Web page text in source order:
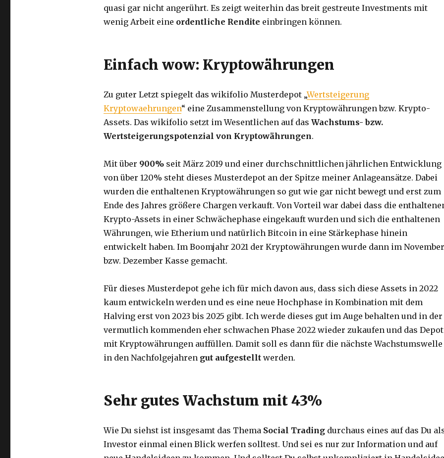
quasi gar nicht angerührt. Es zeigt weiterhin das breit gestreute Investments mit
wenig Arbeit eine ordentliche Rendite einbringen können.
Einfach wow: Kryptowährungen
Zu guter Letzt spiegelt das wikifolio Musterdepot „Wertsteigerung
Kryptowaehrungen“ eine Zusammenstellung von Kryptowährungen bzw. Krypto-
Assets. Das wikifolio setzt im Wesentlichen auf dasWachstums- bzw.
Wertsteigerungspotenzial von Kryptowährungen.
Mit über 900% seit März 2019 und einer durchschnittlichen jährlichen Entwicklung
von über 120% steht dieses Musterdepot an der Spitze meiner Anlageansätze. Dabei
wurden die enthaltenen Kryptowährungen so gut wie gar nicht bewegt und erst zum
Ende des Jahres größere Chargen verkauft. Von Vorteil war dabei dass die
Krypto-Assets in einer Schwächephase eingekauft wurden und sich die enthaltenen
Währungen, wie Etherium und natürlich Bitcoin in eine Stärkephase hinein
entwickelt haben. Im Boomjahr 2021 der Kryptowährungen wurde dann im
bzw. Dezember Kasse gemacht.
Für dieses Musterdepot gehe ich für mich davon aus, dass sich diese Assets in 2022
kaum entwickeln werden und es eine neue Hochphase in Kombination mit dem
Halving erst von 2023 bis 2025 gibt. Ich werde dieses gut im Auge behalten und in der
vermutlich kommenden eher schwachen Phase 2022 wieder zukaufen und das Depot
mit Kryptowährungen auffüllen. Damit soll es dann für die nächste Wachstumswelle
in den Nachfolgejahren gut aufgestellt werden.
Sehr gutes Wachstum mit 43%
Wie Du siehst ist insgesamt das Thema Social Trading durchaus eines auf das Du
Investor einmal einen Blick werfen solltest. Und sei es nur zur Information und auf